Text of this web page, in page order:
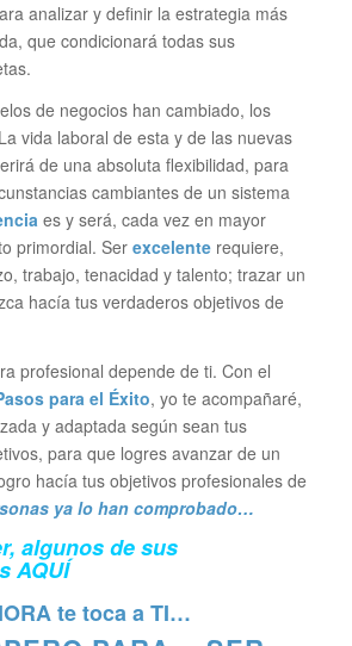
analizar y definir la estrategia más
que condicionará todas sus
de negocios han cambiado, los
vida laboral de esta y de las nuevas
de una absoluta flexibilidad, para
cambiantes de un sistema
es y será, cada vez en mayor
primordial. Ser excelente requiere,
trabajo, tenacidad y talento; trazar un
hacía tus verdaderos objetivos de
profesional depende de ti. Con el
para el Éxito, yo te acompañaré,
y adaptada según sean tus
para que logres avanzar de un
hacía tus objetivos profesionales de
ya lo han comprobado…
algunos de sus
AQUÍ
te toca a TI…